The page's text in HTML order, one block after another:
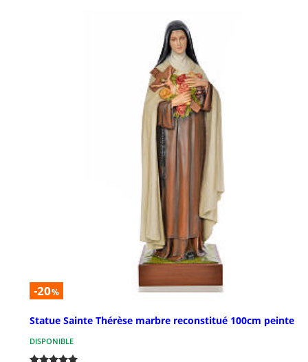
-20%
Statue Sainte Thérèse marbre reconstitué 100cm peinte
DISPONIBLE